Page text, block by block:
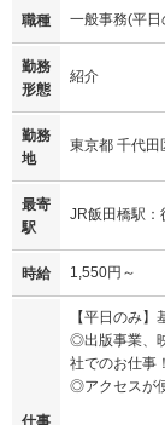
職種 一般事務(平
勤務
形態
紹介
勤務
地
東京都 千代田
最寄
駅
JR飯田橋駅：
時給 1,550円～
仕事
【平日のみ
◎出版事業、
社でのお仕事！
◎アクセスが